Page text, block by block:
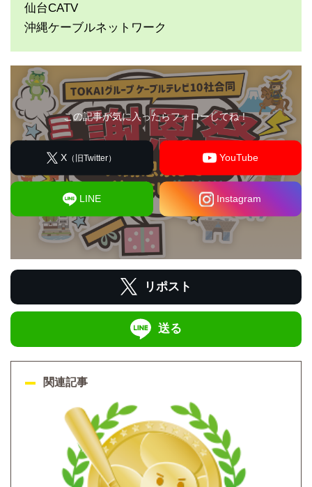
仙台CATV
沖縄ケーブルネットワーク
この記事が気に入ったらフォローしてね！
X （旧Twitter） YouTube
LINE Instagram
リポスト
送る
関連記事